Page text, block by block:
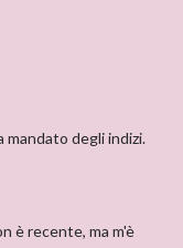
degli indizi.
è recente, ma m'è